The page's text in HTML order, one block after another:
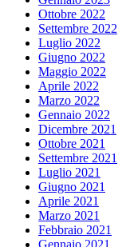
Ottobre 2022
Settembre 2022
Luglio 2022
Giugno 2022
Maggio 2022
Aprile 2022
Marzo 2022
Gennaio 2022
Dicembre 2021
Ottobre 2021
Settembre 2021
Luglio 2021
Giugno 2021
Aprile 2021
Marzo 2021
Febbraio 2021